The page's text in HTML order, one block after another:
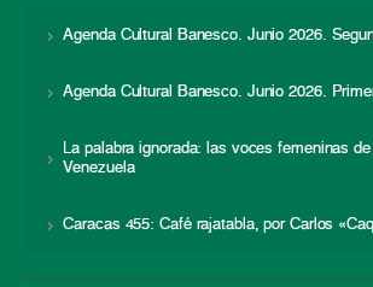
Agenda Cultural Banesco. Junio 2026.
Agenda Cultural Banesco. Junio 2026.
La palabra ignorada: las voces femeninas
Venezuela
Caracas 455: Café rajatabla, por Carlos